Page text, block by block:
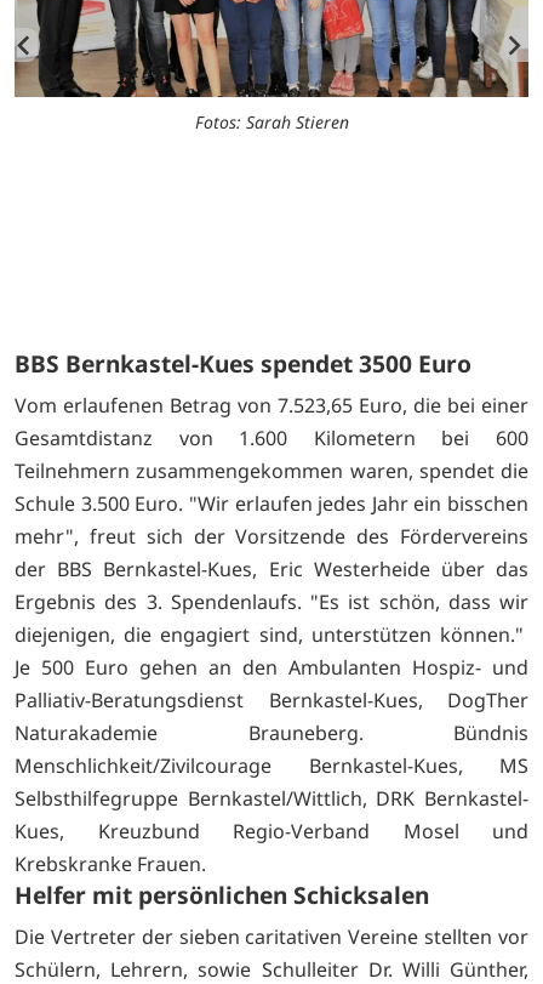
Fotos: Sarah Stieren
BBS Bernkastel-Kues spendet 3500 Euro
Vom erlaufenen Betrag von 7.523,65 Euro, die bei einer
Gesamtdistanz von 1.600 Kilometern bei 600
Teilnehmern zusammengekommen waren, spendet die
Schule 3.500 Euro. "Wir erlaufen jedes Jahr ein bisschen
mehr", freut sich der Vorsitzende des Fördervereins
der BBS Bernkastel-Kues, Eric Westerheide über das
Ergebnis des 3. Spendenlaufs. "Es ist schön, dass wir
diejenigen, die engagiert sind, unterstützen können."
Je 500 Euro gehen an den Ambulanten Hospiz- und
Palliativ-Beratungsdienst Bernkastel-Kues, DogTher
Naturakademie Brauneberg. Bündnis
Menschlichkeit/Zivilcourage Bernkastel-Kues, MS
Selbsthilfegruppe Bernkastel/Wittlich, DRK Bernkastel-
Kues, Kreuzbund Regio-Verband Mosel und
Krebskranke Frauen.
Helfer mit persönlichen Schicksalen
Die Vertreter der sieben caritativen Vereine stellten vor
Schülern, Lehrern, sowie Schulleiter Dr. Willi Günther,